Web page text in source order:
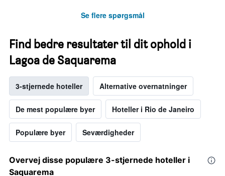
Se flere spørgsmål
Find bedre resultater til dit ophold i
Lagoa de Saquarema
3-stjernede hoteller Alternative overnatninger
De mest populære byer Hoteller i Rio de Janeiro
Populære byer Seværdigheder
Overvej disse populære 3-stjernede hoteller i
Saquarema